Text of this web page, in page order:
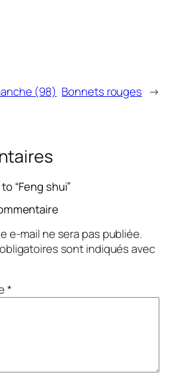
(98) Bonnets rouges →
“Feng shui”
e-mail ne sera pas publiée.
sont indiqués avec
*